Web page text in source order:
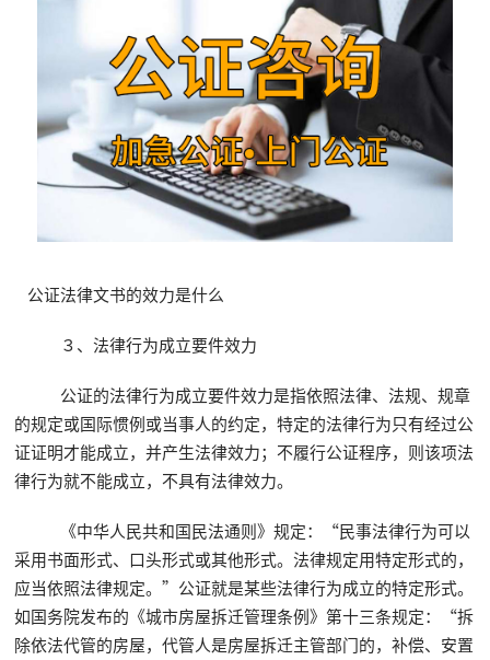
公证法律文书的效力是什么
３、法律行为成立要件效力
公证的法律行为成立要件效力是指依照法律、法规、规章
的规定或国际惯例或当事人的约定，特定的法律行为只有经过公
证证明才能成立，并产生法律效力；不履行公证程序，则该项法
律行为就不能成立，不具有法律效力。
《中华人民共和国民法通则》规定：“民事法律行为可以
采用书面形式、口头形式或其他形式。法律规定用特定形式的，
应当依照法律规定。”公证就是某些法律行为成立的特定形式。
如国务院发布的《城市房屋拆迁管理条例》第十三条规定：“拆
除依法代管的房屋，代管人是房屋拆迁主管部门的，补偿、安置